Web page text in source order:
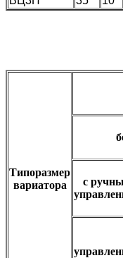
Типоразмер
вариатора
с